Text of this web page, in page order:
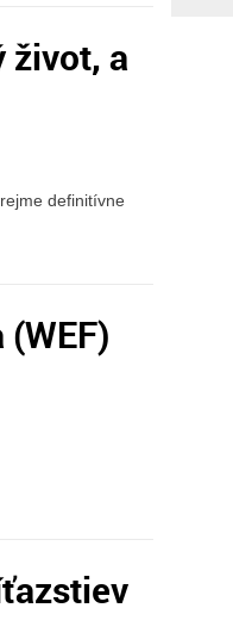
život, a
definitívne